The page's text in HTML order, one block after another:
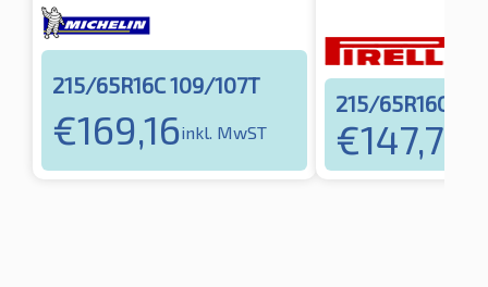
215/65R16C 109/107T
€169,16inkl. MwST
215/65R16C
€147,79